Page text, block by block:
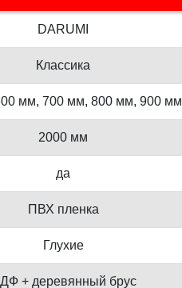
DARUMI
Классика
мм, 700 мм, 800 мм, 900 мм
2000 мм
да
ПВХ пленка
Глухие
+ деревянный брус